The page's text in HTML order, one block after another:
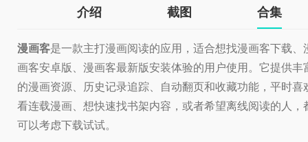
介绍 截图 合集
漫画客是一款主打漫画阅读的应用，适合想找漫画客下载、
画客安卓版、漫画客最新版安装体验的用户使用。它提供丰
的漫画资源、历史记录追踪、自动翻页和收藏功能，平时喜
看连载漫画、想快速找书架内容，或者希望离线阅读的人，
可以考虑下载试试。